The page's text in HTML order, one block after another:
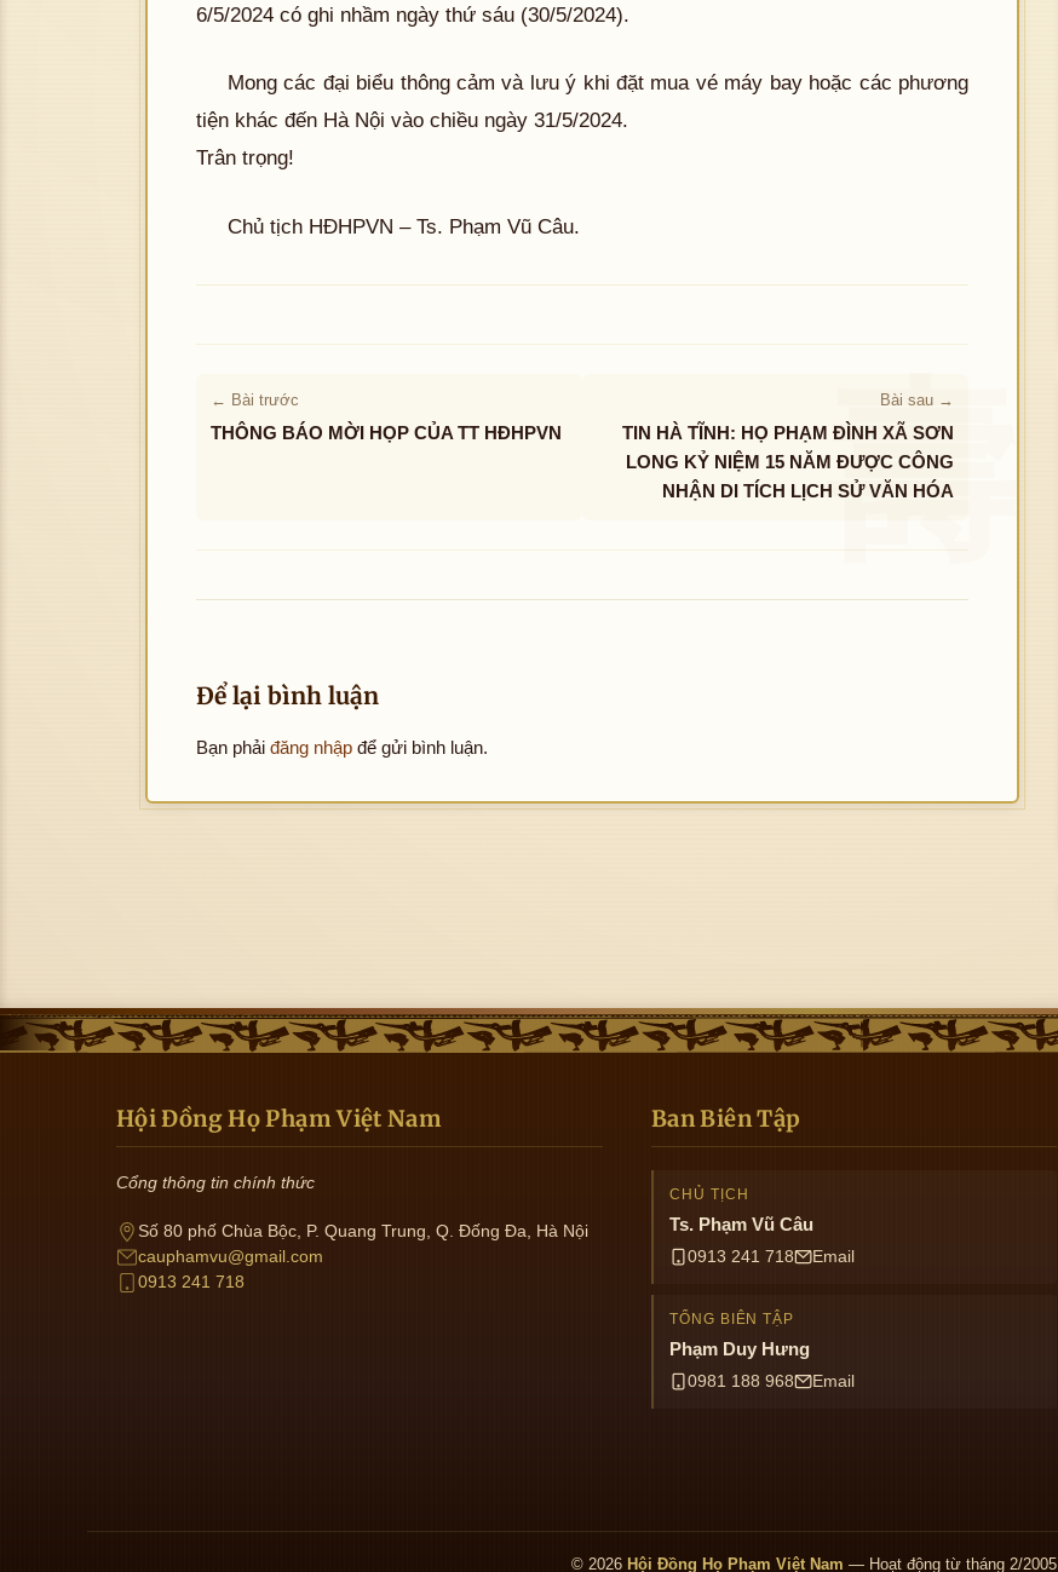
6/5/2024 có ghi nhầm ngày thứ sáu (30/5/2024).
Mong các đại biểu thông cảm và lưu ý khi đặt mua vé máy bay hoặc các phương
tiện khác đến Hà Nội vào chiều ngày 31/5/2024.
Trân trọng!
Chủ tịch HĐHPVN – Ts. Phạm Vũ Câu.
← Bài trước
THÔNG BÁO MỜI HỌP CỦA TT HĐHPVN
Bài sau →
TIN HÀ TĨNH: HỌ PHẠM ĐÌNH XÃ SƠN
LONG KỶ NIỆM 15 NĂM ĐƯỢC CÔNG
NHẬN DI TÍCH LỊCH SỬ VĂN HÓA
Để lại bình luận
Bạn phải đăng nhập để gửi bình luận.
Hội Đồng Họ Phạm Việt Nam
Cổng thông tin chính thức
Số 80 phố Chùa Bộc, P. Quang Trung, Q. Đống Đa, Hà Nội
cauphamvu@gmail.com
0913 241 718
Ban Biên Tập
CHỦ TỊCH
Ts. Phạm Vũ Câu
0913 241 718 Email
TỔNG BIÊN TẬP
Phạm Duy Hưng
0981 188 968 Email
© 2026 Hội Đồng Họ Phạm Việt Nam — Hoạt động từ tháng 2/2005